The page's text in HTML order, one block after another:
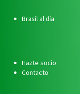
Brasil al día
Hazte socio
Contacto